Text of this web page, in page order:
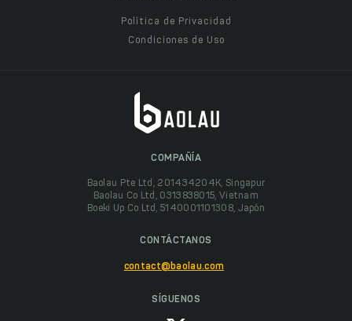
Política de Privacidad
Condiciones de Uso
COMPAÑÍA
Baolau Pte Ltd, 201434204K, Singapur
Baolau Co Ltd, 0313838015, Vietnam
Boeki Up Co Ltd, 5140001101308, Japón
CONTÁCTANOS
contact@baolau.com
SÍGUENOS